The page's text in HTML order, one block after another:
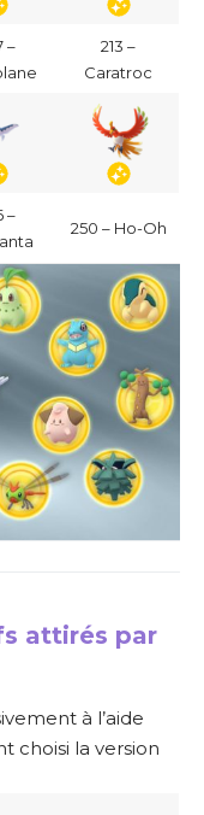
–
213 –
Caratroc
–
250 – Ho-Oh
attirés par
à l’aide
choisi la version